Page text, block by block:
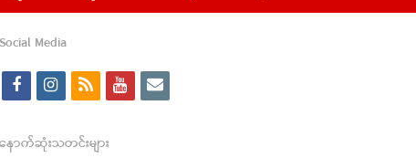
Social Media
f
c
i
s
r
s
y
e
နောက်ဆုံးသတင်းများ